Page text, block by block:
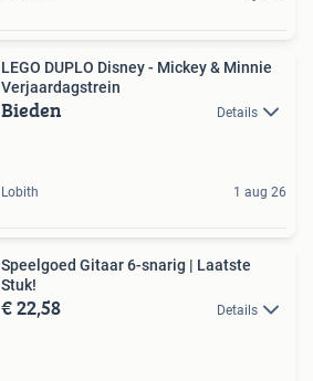
LEGO DUPLO Disney - Mickey & Minnie
Verjaardagstrein
Bieden Details
Lobith 1 aug 26
Speelgoed Gitaar 6-snarig | Laatste
Stuk!
€ 22,58 Details